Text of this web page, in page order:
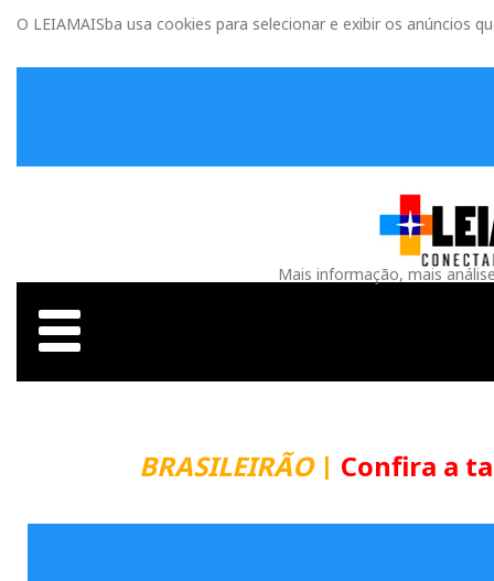
O LEIAMAISba usa cookies para selecionar e exibir os anúncios
Mais informação, mais
BRASILEIRÃO| Confira a